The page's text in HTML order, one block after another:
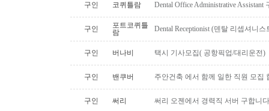
구인 코퀴틀람 Dental Office Administrative Assistant
구인
포트코퀴틀
람
Dental Receptionist (덴탈 리셉셔니
구인 버나비 택시 기사모집( 공항픽업/대리운전)
구인 밴쿠버 주안건축 에서 함께 일한 직원 모집
구인 써리 써리 오젠에서 경력직 서버 구합니다